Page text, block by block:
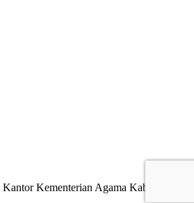
Kementerian Agama Kabupaten